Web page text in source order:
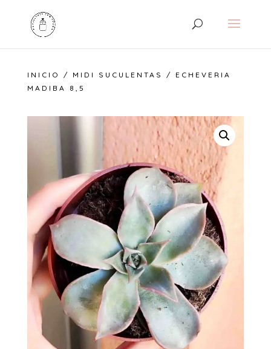
INICIO / MIDI SUCULENTAS
/ ECHEVERIA
MADIBA 8,5